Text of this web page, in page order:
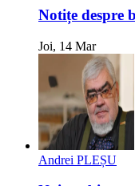
Notițe despre
Joi, 14 Mar
Andrei PLEȘU